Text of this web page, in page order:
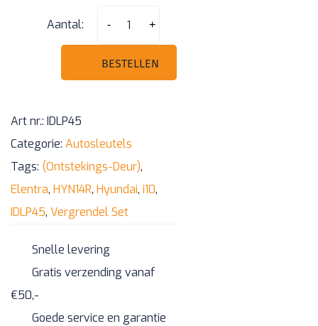
Aantal: -
Elentra
(Ontstekings-
Deur)
-
HYN14R
+
BESTELLEN
Art nr.: IDLP45
Categorie: Autosleutels
Tags: (Ontstekings-Deur),
Elentra, HYN14R, Hyundai, i10,
IDLP45, Vergrendel Set
Snelle levering
Gratis verzending vanaf
€50,-
Goede service en garantie